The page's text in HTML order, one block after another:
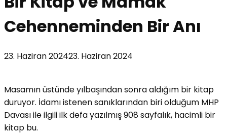
Cehenneminden Bir Anı
23. Haziran 202423. Haziran 2024
Masamın üstünde yılbaşından sonra aldığım bir kitap
duruyor. İdamı istenen sanıklarından biri olduğum MHP
Davası ile ilgili ilk defa yazılmış 908 sayfalık, hacimli bir
kitap bu.